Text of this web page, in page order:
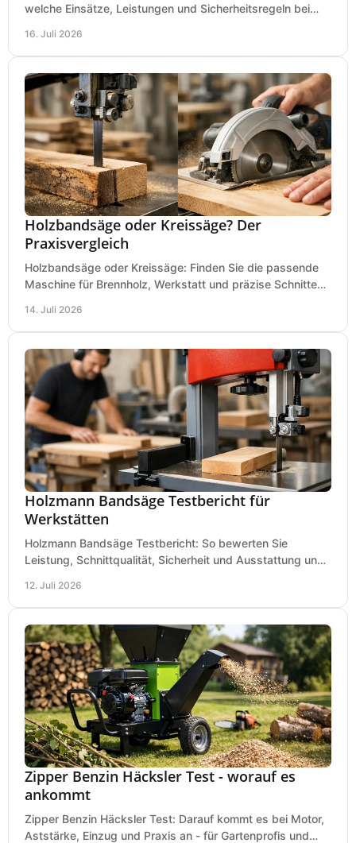
welche Einsätze, Leistungen und Sicherheitsregeln bei
16. Juli 2026
Holzbandsäge oder Kreissäge? Der
Praxisvergleich
Holzbandsäge oder Kreissäge: Finden Sie die passende
Maschine für Brennholz, Werkstatt und präzise Schnitte
14. Juli 2026
Holzmann Bandsäge Testbericht für
Werkstätten
Holzmann Bandsäge Testbericht: So bewerten Sie
Leistung, Schnittqualität, Sicherheit und Ausstattung und
12. Juli 2026
Zipper Benzin Häcksler Test - worauf es
ankommt
Zipper Benzin Häcksler Test: Darauf kommt es bei Motor,
Aststärke, Einzug und Praxis an - für Gartenprofis und